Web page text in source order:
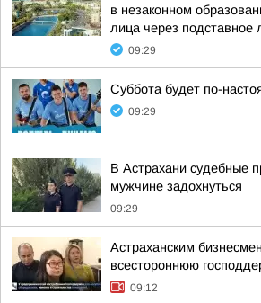
в незаконном
лица через подставное
09:29
Суббота будет по-
09:29
В Астрахани судебные
мужчине задохнуться
09:29
Астраханским
всестороннюю
09:12